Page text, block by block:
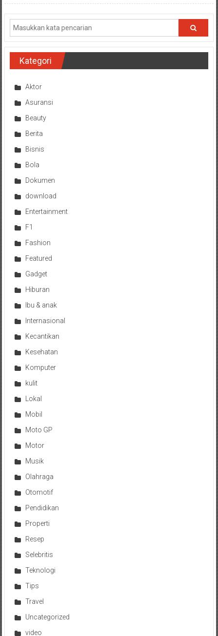
Kategori
Aktor
Asuransi
Beauty
Berita
Bisnis
Bola
Dokumen
download
Entertainment
F1
Fashion
Featured
Gadget
Hiburan
Ibu & anak
Internasional
Kecantikan
Kesehatan
Komputer
kulit
Lokal
Mobil
Moto GP
Motor
Musik
Olahraga
Otomotif
Pendidikan
Properti
Resep
Selebritis
Teknologi
Tips
Travel
Uncategorized
video